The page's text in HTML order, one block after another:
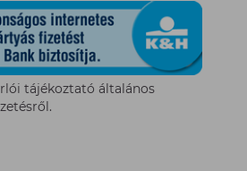
tájékoztató általános